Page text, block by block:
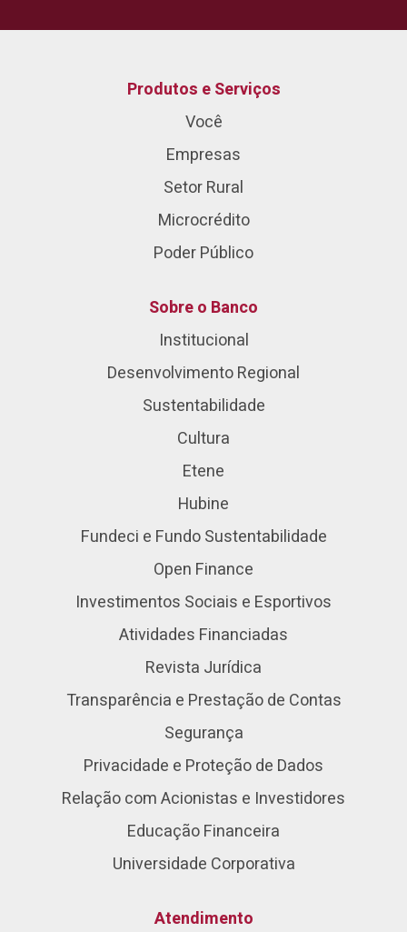
Produtos e Serviços
Você
Empresas
Setor Rural
Microcrédito
Poder Público
Sobre o Banco
Institucional
Desenvolvimento Regional
Sustentabilidade
Cultura
Etene
Hubine
Fundeci e Fundo Sustentabilidade
Open Finance
Investimentos Sociais e Esportivos
Atividades Financiadas
Revista Jurídica
Transparência e Prestação de Contas
Segurança
Privacidade e Proteção de Dados
Relação com Acionistas e Investidores
Educação Financeira
Universidade Corporativa
Atendimento